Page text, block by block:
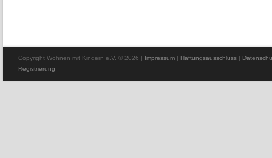
Copyright Wohnen mit Kindern e.V. © 2026 | Impressum | Haftungsausschluss |
Registrierung